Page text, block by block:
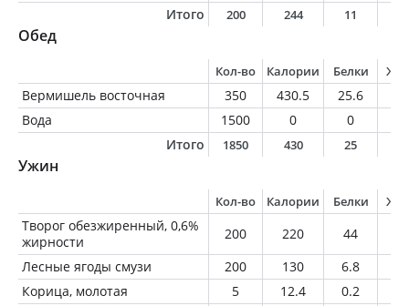
Итого
200 244 11
Обед
Кол-во Калории Белки
Вермишель восточная 350 430.5 25.6
Вода
1500 0 0
Итого
1850 430 25
Ужин
Кол-во Калории Белки
Творог обезжиренный, 0,6%
жирности
200 220 44
Лесные ягоды смузи
200 130 6.8
Корица, молотая
5 12.4 0.2